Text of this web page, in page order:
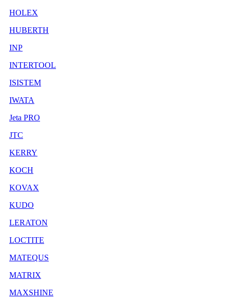
HOLEX
HUBERTH
INP
INTERTOOL
ISISTEM
IWATA
Jeta PRO
JTC
KERRY
KOCH
KOVAX
KUDO
LERATON
LOCTITE
MATEQUS
MATRIX
MAXSHINE